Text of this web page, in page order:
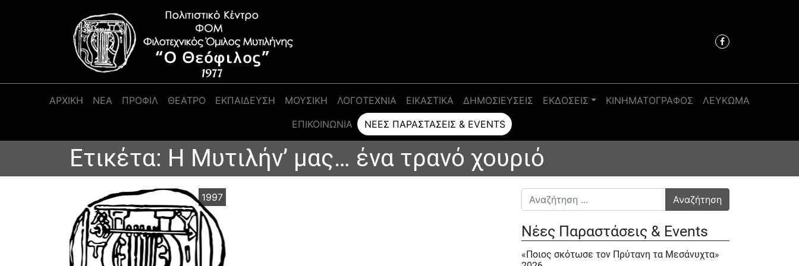
Κύρια πλοήγηση
ΑΡΧΙΚΉ ΝΕΑ ΠΡΟΦΊΛ ΘΕΑΤΡΟ ΕΚΠΑΙΔΕΥΣΗ ΜΟΥΣΙΚΗ ΛΟΓΟΤΕΧΝΙΑ ΕΙΚΑΣΤΙΚΑ ΔΗΜΟΣΙΕΥΣΕΙΣ ΕΚΔΟΣΕΙΣ ΚΙΝΗΜΑΤΟΓΡΑΦΟΣ
ΛΕΥΚΩΜΑ
ΕΠΙΚΟΙΝΩΝΊΑ
ΝΈΕΣ ΠΑΡΑΣΤΆΣΕΙΣ & EVENTS
Ετικέτα: Η Μυτιλήν’ μας… ένα τρανό χουριό
1997 Αναζήτηση για:
Νέες Παραστάσεις & Events
«Ποιος σκότωσε τον Πρύτανη τα Μεσάνυχτα»